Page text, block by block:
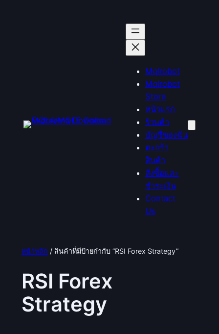
Mqlrobot
Mqlrobot
Store
หน้าแรก
ร้านค้า
บัญชีของฉัน
ตะกร้า
สินค้า
สั่งซื้อและ
ชำระเงิน
Contact
Us
หน้าหลัก / สินค้าที่มีป้ายกำกับ “RSI Forex Strategy”
RSI Forex
Strategy